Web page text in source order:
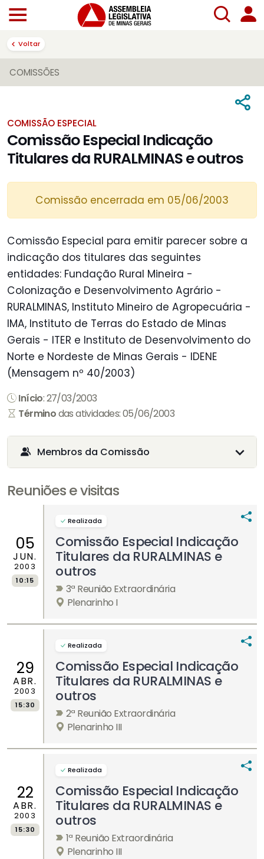
Voltar
COMISSÕES
COMISSÃO ESPECIAL
Comissão Especial Indicação
Titulares da RURALMINAS e outros
Comissão encerrada em 05/06/2003
Comissão Especial para emitir parecer sobre a
indicação dos titulares das seguintes
entidades: Fundação Rural Mineira -
Colonização e Desenvolvimento Agrário -
RURALMINAS, Instituto Mineiro de Agropecuária -
IMA, Instituto de Terras do Estado de Minas
Gerais - ITER e Instituto de Desenvolvimento do
Norte e Nordeste de Minas Gerais - IDENE
(Mensagem nº 40/2003)
Início: 27/03/2003
Términodas atividades: 05/06/2003
Membros da Comissão
Reuniões e visitas
05
JUN.
2003
10:15
Realizada
Comissão Especial Indicação
Titulares da RURALMINAS e
outros
3ª Reunião Extraordinária
Plenarinho I
29
ABR.
2003
15:30
Realizada
Comissão Especial Indicação
Titulares da RURALMINAS e
outros
2ª Reunião Extraordinária
Plenarinho III
22
ABR.
2003
15:30
Realizada
Comissão Especial Indicação
Titulares da RURALMINAS e
outros
1ª Reunião Extraordinária
Plenarinho III